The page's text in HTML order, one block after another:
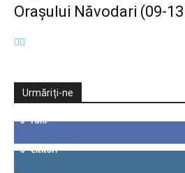
Orașului Năvodari (09-
Urmăriți-ne
0 Fani
0 Cititori